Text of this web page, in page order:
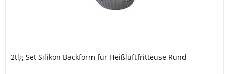
2tlg Set Silikon Backform für Heißluftfritteuse Rund